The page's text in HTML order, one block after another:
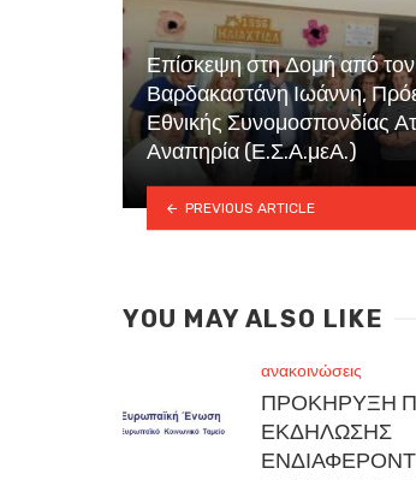
Επίσκεψη στη Δομή από
Βαρδακαστάνη Ιωάννη,
Εθνικής Συνομοσπονδίας
Αναπηρία (Ε.Σ.Α.μεΑ.)
PREVIOUS ARTICLE
YOU MAY ALSO LIKE
ανακοινώσεις
ΠΡΟΚΗΡΥΞΗ
ΕΚΔΗΛΩΣΗΣ